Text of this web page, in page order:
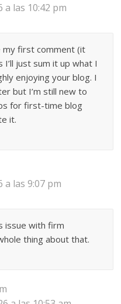
a las 10:42 pm
my first comment (it
just sum it up what I
enjoying your blog. I
but I’m still new to
for first-time blog
it.
a las 9:07 pm
issue with firm
thing about that.